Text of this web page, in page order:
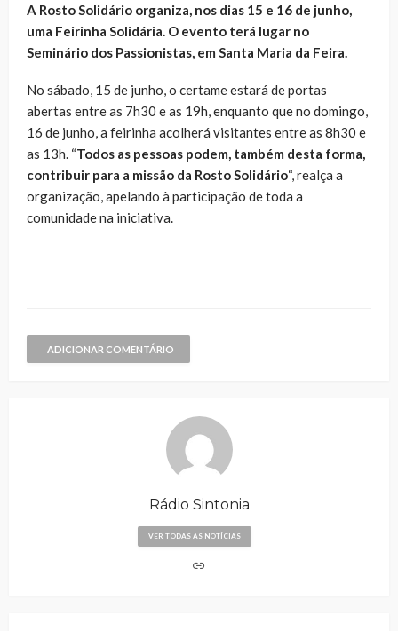
A Rosto Solidário organiza, nos dias 15 e 16 de junho,
uma Feirinha Solidária. O evento terá lugar no
Seminário dos Passionistas, em Santa Maria da Feira.
No sábado, 15 de junho, o certame estará de portas
abertas entre as 7h30 e as 19h, enquanto que no domingo,
16 de junho, a feirinha acolherá visitantes entre as 8h30 e
as 13h. “Todos as pessoas podem, também desta forma,
contribuir para a missão da Rosto Solidário“, realça a
organização, apelando à participação de toda a
comunidade na iniciativa.
ADICIONAR COMENTÁRIO
Rádio Sintonia
VER TODAS AS NOTÍCIAS